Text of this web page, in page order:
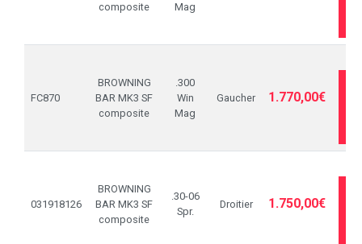
composite
Mag
FC870
BROWNING
BAR MK3 SF
composite
.300
Win
Mag
Gaucher 1.770,00€
031918126
BROWNING
BAR MK3 SF
composite
.30-06
Spr.
Droitier 1.750,00€